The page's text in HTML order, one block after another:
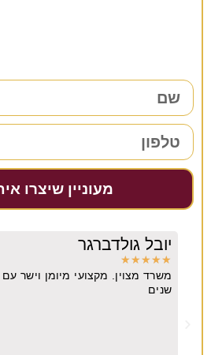
מעוניין שיצרו
יובל גולדברגר
★
★
★
★
★
משרד מצוין. מקצועי מיומן וישר עם
שנים